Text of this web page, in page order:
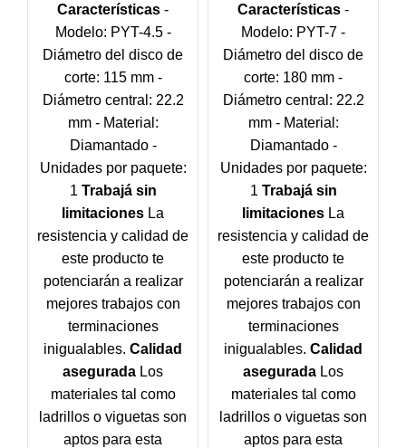
Características -
Modelo: PYT-4.5 -
Diámetro del disco de
corte: 115 mm -
Diámetro central: 22.2
mm - Material:
Diamantado -
Unidades por paquete:
1 Trabajá sin
limitaciones La
resistencia y calidad de
este producto te
potenciarán a realizar
mejores trabajos con
terminaciones
inigualables. Calidad
asegurada Los
materiales tal como
ladrillos o viguetas son
aptos para esta
Características -
Modelo: PYT-7 -
Diámetro del disco de
corte: 180 mm -
Diámetro central: 22.2
mm - Material:
Diamantado -
Unidades por paquete:
1 Trabajá sin
limitaciones La
resistencia y calidad de
este producto te
potenciarán a realizar
mejores trabajos con
terminaciones
inigualables. Calidad
asegurada Los
materiales tal como
ladrillos o viguetas son
aptos para esta